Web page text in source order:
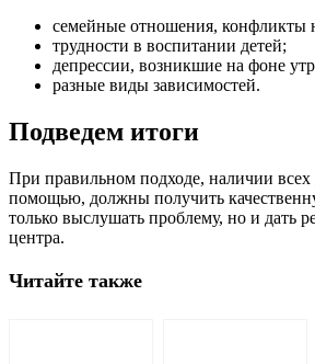
семейные отношения, конфликты
трудности в воспитании детей;
депрессии, возникшие на фоне
разные виды зависимостей.
Подведем итоги
При правильном подходе, наличии
помощью, должны получить
только выслушать проблему, но и дать
центра.
Читайте также